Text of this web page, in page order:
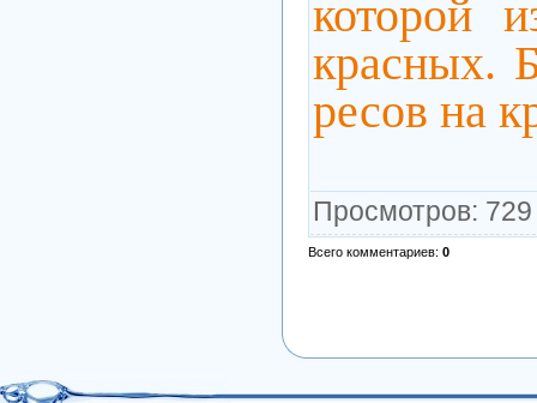
которой
красных.
ресов на
Просмотров:
Всего комментариев: 0